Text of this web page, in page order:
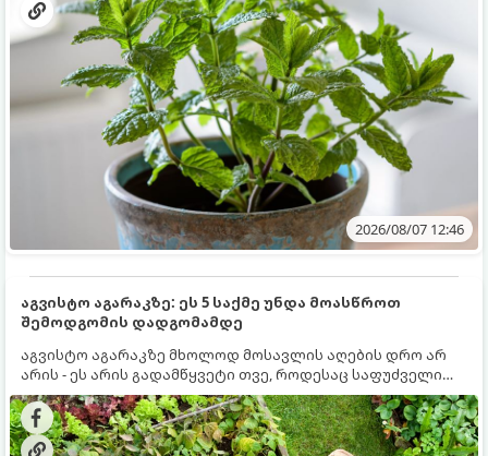
2026/08/07 12:46
აგვისტო აგარაკზე: ეს 5 საქმე უნდა მოასწროთ
შემოდგომის დადგომამდე
აგვისტო აგარაკზე მხოლოდ მოსავლის აღების დრო არ
არის - ეს არის გადამწყვეტი თვე, როდესაც საფუძველი
ეყრება მომავალი წლის მოსავალს და ბაღი მზადდება
შემოდგომა-ზამთრის სეზონისთვის. იმისათვის, რომ
ნიადაგმა ენერგია აღიდგინოს, ხოლო მცენარეებმა